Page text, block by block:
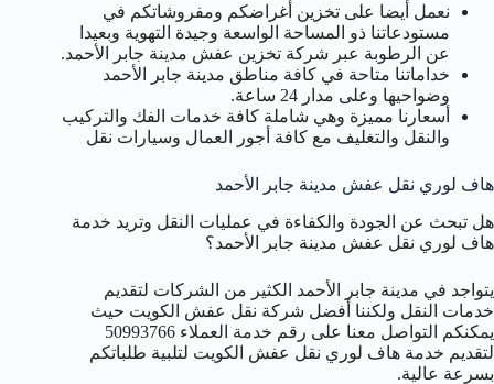
نعمل أيضا على تخزين أغراضكم ومفروشاتكم في
مستودعاتنا ذو المساحة الواسعة وجيدة التهوية وبعيدا
عن الرطوبة عبر شركة تخزين عفش مدينة جابر الأحمد.
خداماتنا متاحة في كافة مناطق مدينة جابر الأحمد
وضواحيها وعلى مدار 24 ساعة.
أسعارنا مميزة وهي شاملة كافة خدمات الفك والتركيب
والنقل والتغليف مع كافة أجور العمال وسيارات نقل
هاف لوري نقل عفش مدينة جابر الأحمد
هل تبحث عن الجودة والكفاءة في عمليات النقل وتريد خدمة
هاف لوري نقل عفش مدينة جابر الأحمد؟
يتواجد في مدينة جابر الأحمد الكثير من الشركات لتقديم
خدمات النقل ولكننا أفضل شركة نقل عفش الكويت حيث
يمكنكم التواصل معنا على رقم خدمة العملاء 50993766
لتقديم خدمة هاف لوري نقل عفش الكويت لتلبية طلباتكم
بسرعة عالية.